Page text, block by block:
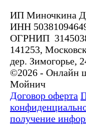
ИП Миночкина
ИНН
ОГРНИП
141253,
дер. Зимогорье,
©2026 - Онлайн
Мойнич
Договор оферта
получение